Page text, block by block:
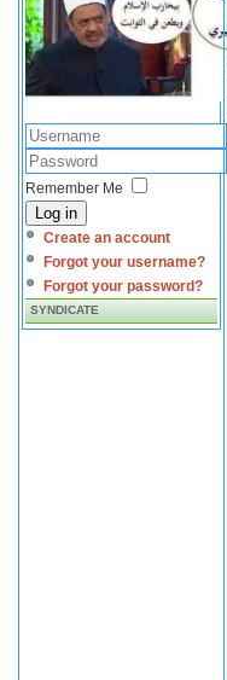
Remember Me
Log in
Create an account
Forgot your username?
Forgot your password?
SYNDICATE